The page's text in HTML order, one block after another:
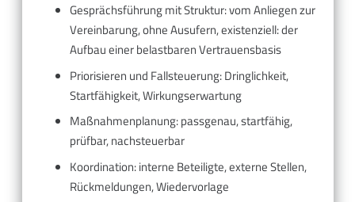
Gesprächsführung mit Struktur: vom Anliegen zur
Vereinbarung, ohne Ausufern, existenziell: der
Aufbau einer belastbaren Vertrauensbasis
Priorisieren und Fallsteuerung: Dringlichkeit,
Startfähigkeit, Wirkungserwartung
Maßnahmenplanung: passgenau, startfähig,
prüfbar, nachsteuerbar
Koordination: interne Beteiligte, externe Stellen,
Rückmeldungen, Wiedervorlage